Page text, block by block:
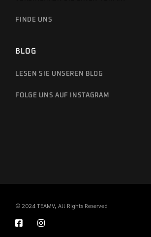
FINDE UNS
BLOG
LESEN SIE UNSEREN BLOG
FOLGE UNS AUF INSTAGRAM
© 2024TEAMV, All Rights Reserved